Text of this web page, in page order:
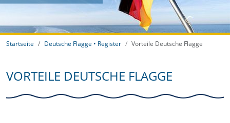
Startseite Deutsche Flagge • Register Vorteile Deutsche Flagge
VORTEILE DEUTSCHE FLAGGE